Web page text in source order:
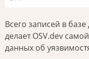
Всего записей в
делает OSV.dev
данных об